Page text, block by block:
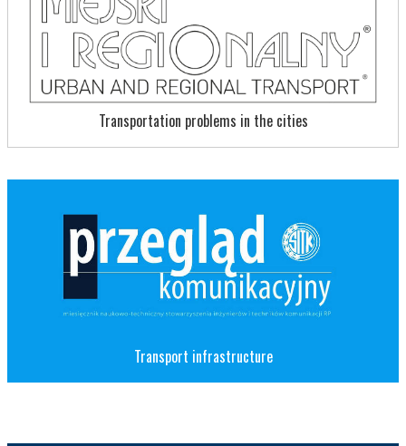
Transportation problems in the cities
Transport infrastructure